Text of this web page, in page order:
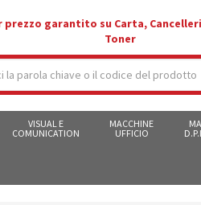
prezzo garantito su Carta,
Toner
VISUAL E
COMUNICATION
MACCHINE
UFFICIO